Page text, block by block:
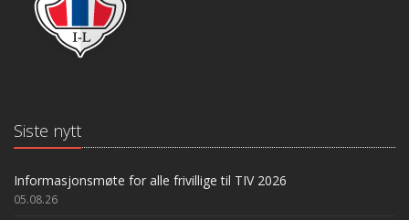
Siste nytt
Informasjonsmøte for alle frivillige til TIV 2026
05.08.26